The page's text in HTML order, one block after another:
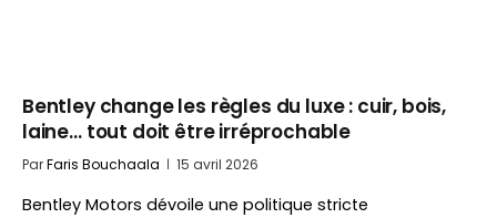
Bentley change les règles du luxe : cuir, bois,
laine… tout doit être irréprochable
ParFaris Bouchaala 15 avril 2026
Bentley Motors dévoile une politique stricte